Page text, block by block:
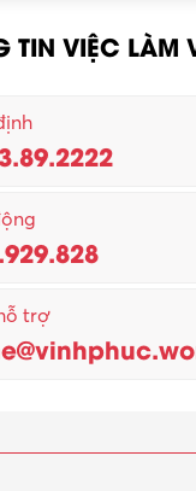
TIN VIỆC LÀM
trợ